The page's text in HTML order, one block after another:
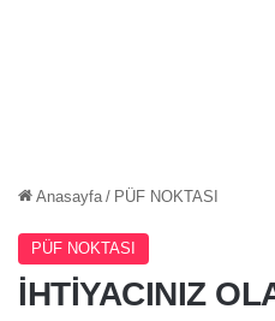
Anasayfa / PÜF NOKTASI
PÜF NOKTASI
İHTİYACINIZ